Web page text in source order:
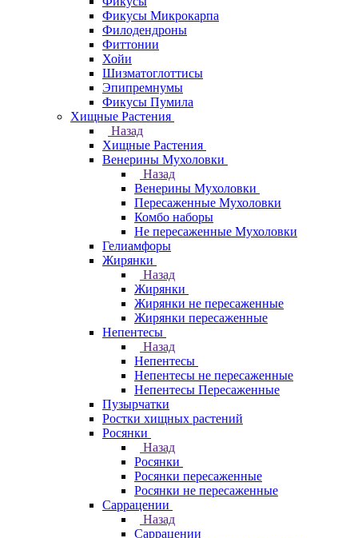
Фикусы Микрокарпа
Филодендроны
Фиттонии
Хойи
Шизматоглоттисы
Эпипремнумы
Фикусы Пумила
Хищные Растения
Назад
Хищные Растения
Венерины Мухоловки
Назад
Венерины Мухоловки
Пересаженные Мухоловки
Комбо наборы
Не пересаженные Мухоловки
Гелиамфоры
Жирянки
Назад
Жирянки
Жирянки не пересаженные
Жирянки пересаженные
Непентесы
Назад
Непентесы
Непентесы не пересаженные
Непентесы Пересаженные
Пузырчатки
Ростки хищных растений
Росянки
Назад
Росянки
Росянки пересаженные
Росянки не пересаженные
Саррацении
Назад
Саррацении